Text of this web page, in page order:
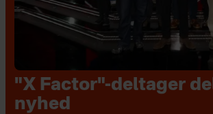
"X Factor"-deltager
nyhed